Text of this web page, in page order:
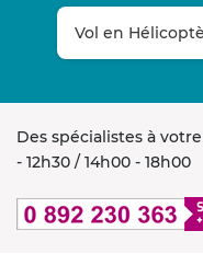
Vol en
Des spécialistes à
- 12h30 / 14h00 - 18h00